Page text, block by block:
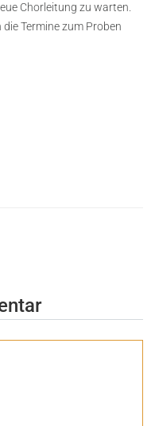
Chorleitung zu warten.
Termine zum Proben